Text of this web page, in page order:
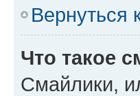
Вернуться
Что такое
Смайлики,